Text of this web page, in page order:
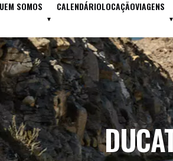
SOMOS CALENDÁRIOLOCAÇÃOVIAGENS